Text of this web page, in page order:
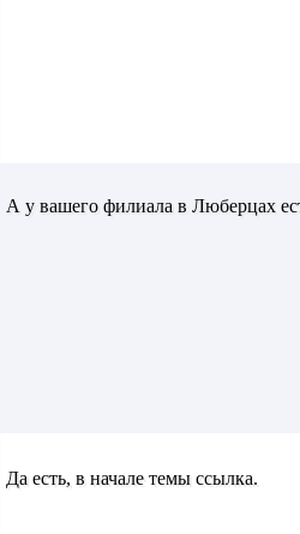
А у вашего филиала в Люберцах
Да есть, в начале темы ссылка.